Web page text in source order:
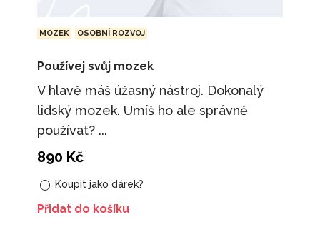
MOZEK OSOBNÍ ROZVOJ
Používej svůj mozek
V hlavě máš úžasný nástroj. Dokonalý
lidský mozek. Umíš ho ale správně
používat? ...
890 Kč
Koupit jako dárek?
Přidat do košíku